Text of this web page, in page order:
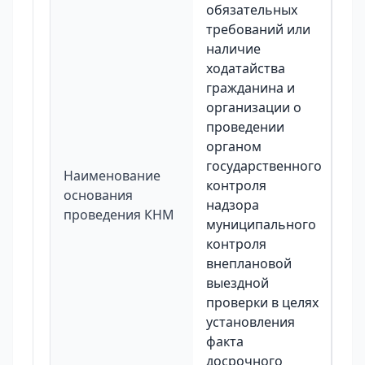
Наименование
основания
проведения КНМ
обязательных
требований или
наличие
ходатайства
гражданина и
организации о
проведении
органом
государственного
контроля
надзора
муниципального
контроля
внеплановой
выездной
проверки в целях
установления
факта
досрочного